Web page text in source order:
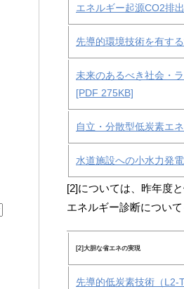
エネルギー起源CO2排
先導的環境技術を有す
未来のあるべき社会・
[PDF 275KB]
自立・分散型低炭素エ
水道施設への小水力発
[2]については、昨年度
エネルギー診断について
[2]大胆な省エネの実現
先導的低炭素技術（L2-